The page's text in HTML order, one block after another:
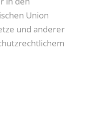
Union
und anderer